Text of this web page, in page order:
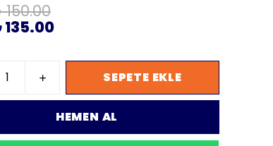
135.00
SEPETE EKLE
HEMEN AL